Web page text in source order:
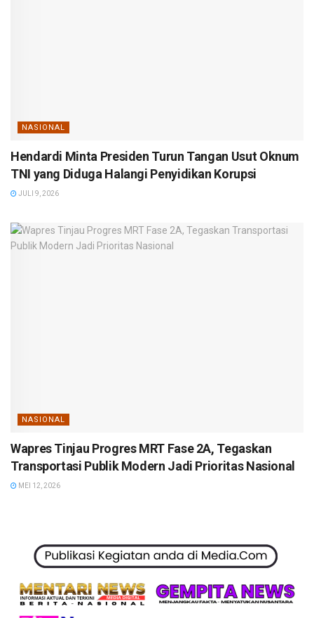
NASIONAL
Hendardi Minta Presiden Turun Tangan Usut Oknum
TNI yang Diduga Halangi Penyidikan Korupsi
JULI 9, 2026
NASIONAL
Wapres Tinjau Progres MRT Fase 2A, Tegaskan
Transportasi Publik Modern Jadi Prioritas Nasional
MEI 12, 2026